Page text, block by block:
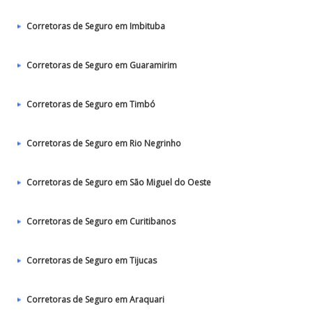
Corretoras de Seguro em Imbituba
Corretoras de Seguro em Guaramirim
Corretoras de Seguro em Timbó
Corretoras de Seguro em Rio Negrinho
Corretoras de Seguro em São Miguel do Oeste
Corretoras de Seguro em Curitibanos
Corretoras de Seguro em Tijucas
Corretoras de Seguro em Araquari